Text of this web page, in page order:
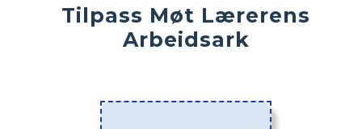
Tilpass Møt Lærerens
Arbeidsark